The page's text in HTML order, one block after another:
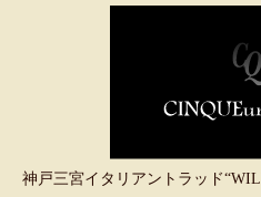
神戸三宮イタリアントラッド